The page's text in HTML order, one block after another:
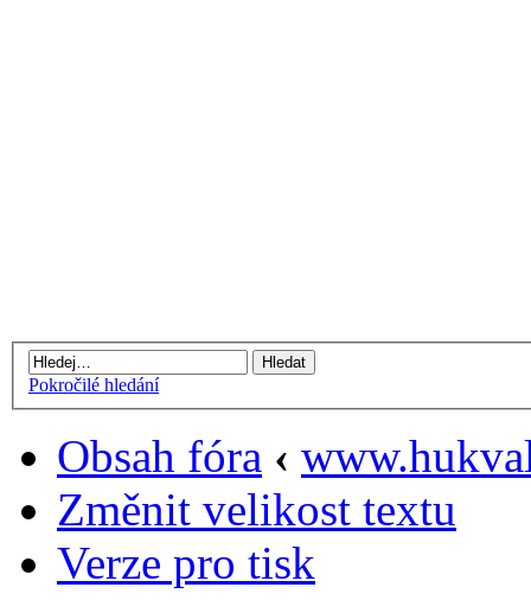
Pokročilé hledání
Obsah fóra ‹
Změnit velikost textu
Verze pro tisk